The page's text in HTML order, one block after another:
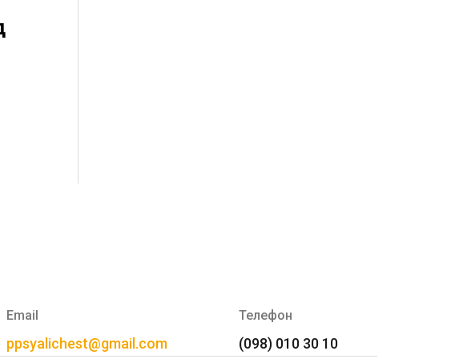
Email
ppsyalichest@gmail.com
Телефон
(098) 010 30 10